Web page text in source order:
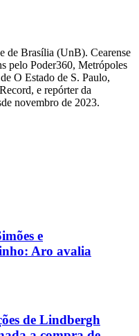
de Brasília (UnB). Cearense
pelo Poder360, Metrópoles
O Estado de S. Paulo,
e repórter da
novembro de 2023.
e
Aro avalia
de Lindbergh